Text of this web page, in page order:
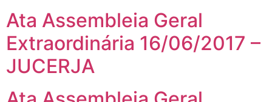
Ata Assembleia Geral
Extraordinária 16/06/2017 –
JUCERJA